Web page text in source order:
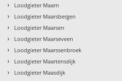
› Loodgieter Maarn
› Loodgieter Maarsbergen
› Loodgieter Maarsen
› Loodgieter Maarseveen
› Loodgieter Maarssenbroek
› Loodgieter Maartensdijk
› Loodgieter Maasdijk